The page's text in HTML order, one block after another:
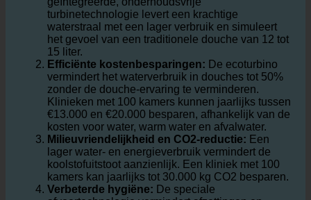
Comfort zonder compromissen:De
geïntegreerde, onderhoudsvrije
turbinetechnologie levert een krachtige
waterstraal met een lager verbruik en simuleert
het gevoel van een traditionele douche van 12 tot
15 liter.
Efficiënte kostenbesparingen:De ecoturbino
vermindert het waterverbruik in douches tot 50%
zonder de douche-ervaring te verminderen.
Klinieken met 100 kamers kunnen jaarlijks tussen
€13.000 en €20.000 besparen, afhankelijk van de
kosten voor water, warm water en afvalwater.
Milieuvriendelijkheid en CO2-reductie:Een
lager water- en energieverbruik vermindert de
koolstofuitstoot aanzienlijk. Een kliniek met 100